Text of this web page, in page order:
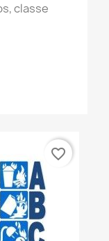
classe
favorite_border